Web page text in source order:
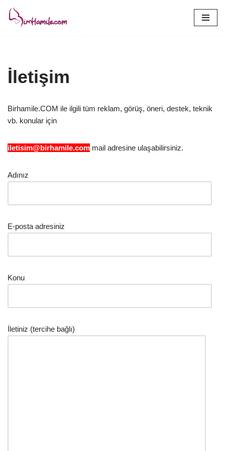
İçeriğe
İletişim
Birhamile.COM ile ilgili tüm reklam, görüş, öneri, destek, teknik
vb. konular için
iletisim@birhamile.com mail adresine ulaşabilirsiniz.
Adınız
E-posta adresiniz
Konu
İletiniz (tercihe bağlı)